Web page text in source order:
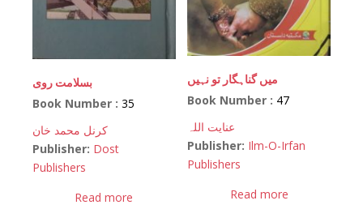
بسلامت روی
Book Number : 35
کرنل محمد خان
Publisher: Dost
Publishers
Read more
میں گناہگار تو نہیں
Book Number : 47
عنایت اللہ
Publisher: Ilm-O-Irfan
Publishers
Read more